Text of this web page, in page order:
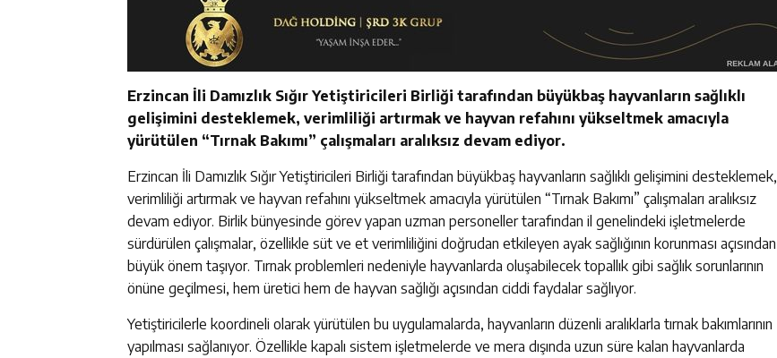
Erzincan İli Damızlık Sığır Yetiştiricileri Birliği tarafından büyükbaş hayvanların sağlıklı
gelişimini desteklemek, verimliliği artırmak ve hayvan refahını yükseltmek amacıyla
yürütülen “Tırnak Bakımı” çalışmaları aralıksız devam ediyor.
Erzincan İli Damızlık Sığır Yetiştiricileri Birliği tarafından büyükbaş hayvanların sağlıklı gelişimini desteklemek,
verimliliği artırmak ve hayvan refahını yükseltmek amacıyla yürütülen “Tırnak Bakımı” çalışmaları aralıksız
devam ediyor. Birlik bünyesinde görev yapan uzman personeller tarafından il genelindeki işletmelerde
sürdürülen çalışmalar, özellikle süt ve et verimliliğini doğrudan etkileyen ayak sağlığının korunması açısından
büyük önem taşıyor. Tırnak problemleri nedeniyle hayvanlarda oluşabilecek topallık gibi sağlık sorunlarının
önüne geçilmesi, hem üretici hem de hayvan sağlığı açısından ciddi faydalar sağlıyor.
Yetiştiricilerle koordineli olarak yürütülen bu uygulamalarda, hayvanların düzenli aralıklarla tırnak bakımlarının
yapılması sağlanıyor. Özellikle kapalı sistem işletmelerde ve mera dışında uzun süre kalan hayvanlarda